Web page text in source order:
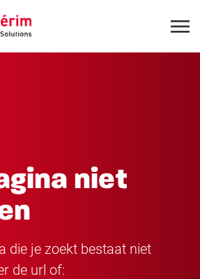
niet
die je zoekt bestaat niet
de url of: